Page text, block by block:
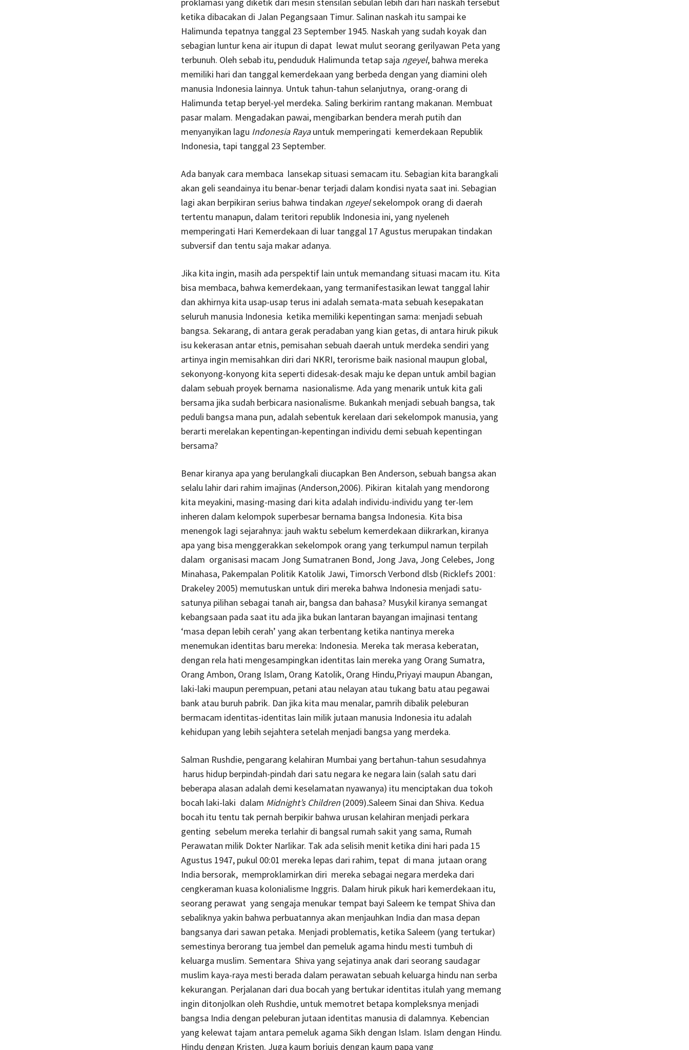
ketika dibacakan di Jalan Pegangsaan Timur. Salinan naskah itu sampai ke
Halimunda tepatnya tanggal 23 September 1945. Naskah yang sudah koyak dan
sebagian luntur kena air itupun di dapat lewat mulut seorang gerilyawan Peta yang
terbunuh. Oleh sebab itu, penduduk Halimunda tetap saja ngeyel, bahwa mereka
memiliki hari dan tanggal kemerdekaan yang berbeda dengan yang diamini oleh
manusia Indonesia lainnya. Untuk tahun-tahun selanjutnya, orang-orang di
Halimunda tetap beryel-yel merdeka. Saling berkirim rantang makanan. Membuat
pasar malam. Mengadakan pawai, mengibarkan bendera merah putih dan
menyanyikan lagu Indonesia Rayauntuk memperingati kemerdekaan Republik
Indonesia, tapi tanggal 23 September.
Ada banyak cara membaca lansekap situasi semacam itu. Sebagian kita barangkali
akan geli seandainya itu benar-benar terjadi dalam kondisi nyata saat ini. Sebagian
lagi akan berpikiran serius bahwa tindakan ngeyelsekelompok orang di daerah
tertentu manapun, dalam teritori republik Indonesia ini, yang nyeleneh
memperingati Hari Kemerdekaan di luar tanggal 17 Agustus merupakan tindakan
subversif dan tentu saja makar adanya.
Jika kita ingin, masih ada perspektif lain untuk memandang situasi macam itu. Kita
bisa membaca, bahwa kemerdekaan, yang termanifestasikan lewat tanggal lahir
dan akhirnya kita usap-usap terus ini adalah semata-mata sebuah kesepakatan
seluruh manusia Indonesia ketika memiliki kepentingan sama: menjadi sebuah
bangsa. Sekarang, di antara gerak peradaban yang kian getas, di antara hiruk pikuk
isu kekerasan antar etnis, pemisahan sebuah daerah untuk merdeka sendiri yang
artinya ingin memisahkan diri dari NKRI, terorisme baik nasional maupun global,
sekonyong-konyong kita seperti didesak-desak maju ke depan untuk ambil bagian
dalam sebuah proyek bernama nasionalisme. Ada yang menarik untuk kita gali
bersama jika sudah berbicara nasionalisme. Bukankah menjadi sebuah bangsa, tak
peduli bangsa mana pun, adalah sebentuk kerelaan dari sekelompok manusia, yang
berarti merelakan kepentingan-kepentingan individu demi sebuah kepentingan
bersama?
Benar kiranya apa yang berulangkali diucapkan Ben Anderson, sebuah bangsa akan
selalu lahir dari rahim imajinas (Anderson,2006). Pikiran kitalah yang mendorong
kita meyakini, masing-masing dari kita adalah individu-individu yang ter-lem
inheren dalam kelompok superbesar bernama bangsa Indonesia. Kita bisa
menengok lagi sejarahnya: jauh waktu sebelum kemerdekaan diikrarkan, kiranya
apa yang bisa menggerakkan sekelompok orang yang terkumpul namun terpilah
dalam organisasi macam Jong Sumatranen Bond, Jong Java, Jong Celebes, Jong
Minahasa, Pakempalan Politik Katolik Jawi, Timorsch Verbond dlsb (Ricklefs 2001:
Drakeley 2005) memutuskan untuk diri mereka bahwa Indonesia menjadi satu-
satunya pilihan sebagai tanah air, bangsa dan bahasa? Musykil kiranya semangat
kebangsaan pada saat itu ada jika bukan lantaran bayangan imajinasi tentang
‘masa depan lebih cerah’ yang akan terbentang ketika nantinya mereka
menemukan identitas baru mereka: Indonesia. Mereka tak merasa keberatan,
dengan rela hati mengesampingkan identitas lain mereka yang Orang Sumatra,
Orang Ambon, Orang Islam, Orang Katolik, Orang Hindu,Priyayi maupun Abangan,
laki-laki maupun perempuan, petani atau nelayan atau tukang batu atau pegawai
bank atau buruh pabrik. Dan jika kita mau menalar, pamrih dibalik peleburan
bermacam identitas-identitas lain milik jutaan manusia Indonesia itu adalah
kehidupan yang lebih sejahtera setelah menjadi bangsa yang merdeka.
Salman Rushdie, pengarang kelahiran Mumbai yang bertahun-tahun sesudahnya
harus hidup berpindah-pindah dari satu negara ke negara lain (salah satu dari
beberapa alasan adalah demi keselamatan nyawanya) itu menciptakan dua tokoh
bocah laki-laki dalam Midnight’s Children (2009).Saleem Sinai dan Shiva. Kedua
bocah itu tentu tak pernah berpikir bahwa urusan kelahiran menjadi perkara
genting sebelum mereka terlahir di bangsal rumah sakit yang sama, Rumah
Perawatan milik Dokter Narlikar. Tak ada selisih menit ketika dini hari pada 15
Agustus 1947, pukul 00:01 mereka lepas dari rahim, tepat di mana jutaan orang
India bersorak, memproklamirkan diri mereka sebagai negara merdeka dari
cengkeraman kuasa kolonialisme Inggris. Dalam hiruk pikuk hari kemerdekaan itu,
seorang perawat yang sengaja menukar tempat bayi Saleem ke tempat Shiva dan
sebaliknya yakin bahwa perbuatannya akan menjauhkan India dan masa depan
bangsanya dari sawan petaka. Menjadi problematis, ketika Saleem (yang tertukar)
semestinya berorang tua jembel dan pemeluk agama hindu mesti tumbuh di
keluarga muslim. Sementara Shiva yang sejatinya anak dari seorang saudagar
muslim kaya-raya mesti berada dalam perawatan sebuah keluarga hindu nan serba
kekurangan. Perjalanan dari dua bocah yang bertukar identitas itulah yang memang
ingin ditonjolkan oleh Rushdie, untuk memotret betapa kompleksnya menjadi
bangsa India dengan peleburan jutaan identitas manusia di dalamnya. Kebencian
yang kelewat tajam antara pemeluk agama Sikh dengan Islam. Islam dengan Hindu.
Hindu dengan Kristen. Juga kaum borjuis dengan kaum papa yang